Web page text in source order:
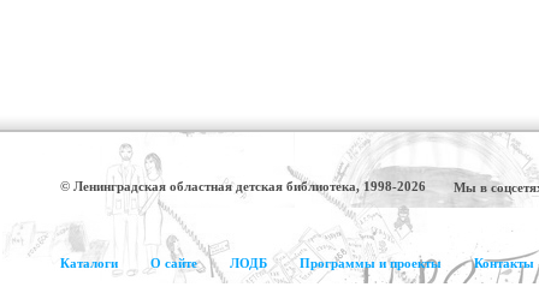
© Ленинградская областная детская библиотека, 1998-2026 Мы в
Каталоги О сайте ЛОДБ Программы и проекты Контакты